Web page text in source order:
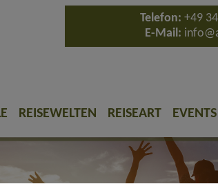
Telefon: +49
E-Mail:
REISEWELTEN REISEART EVENTS